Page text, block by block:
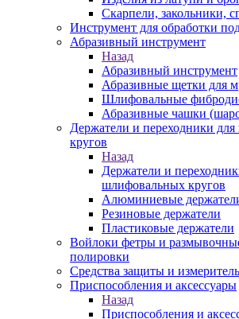
Скарпели, закольники,
Инструмент для обработки
Абразивный инструмент
Назад
Абразивный инструмент
Абразивные щетки для
Шлифовальные
Абразивные чашки
Держатели и переходники
кругов
Назад
Держатели и
шлифовальных кругов
Алюминиевые
Резиновые держатели
Пластиковые держатели
Войлоки фетры и
полировки
Средства защиты и
Приспособления и аксессуары
Назад
Приспособления и